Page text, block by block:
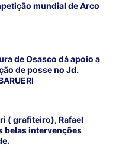
mundial de Arco
de Osasco dá apoio a
de posse no Jd.
( grafiteiro), Rafael
belas intervenções